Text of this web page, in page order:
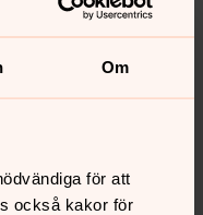
Om
för att
också kakor för